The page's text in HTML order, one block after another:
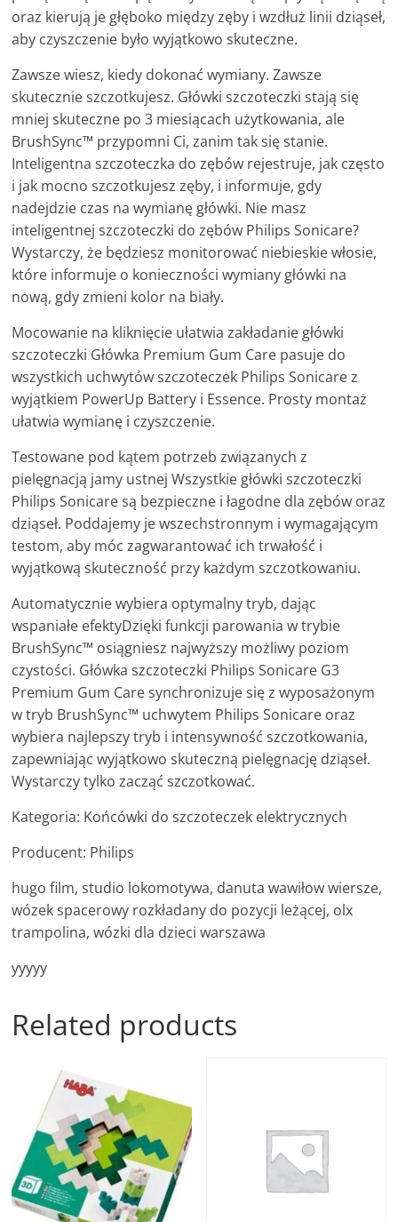
oraz kierują je głęboko między zęby i wzdłuż linii dziąseł,
aby czyszczenie było wyjątkowo skuteczne.
Zawsze wiesz, kiedy dokonać wymiany. Zawsze
skutecznie szczotkujesz. Główki szczoteczki stają się
mniej skuteczne po 3 miesiącach użytkowania, ale
BrushSync™ przypomni Ci, zanim tak się stanie.
Inteligentna szczoteczka do zębów rejestruje, jak często
i jak mocno szczotkujesz zęby, i informuje, gdy
nadejdzie czas na wymianę główki. Nie masz
inteligentnej szczoteczki do zębów Philips Sonicare?
Wystarczy, że będziesz monitorować niebieskie włosie,
które informuje o konieczności wymiany główki na
nową, gdy zmieni kolor na biały.
Mocowanie na kliknięcie ułatwia zakładanie główki
szczoteczki Główka Premium Gum Care pasuje do
wszystkich uchwytów szczoteczek Philips Sonicare z
wyjątkiem PowerUp Battery i Essence. Prosty montaż
ułatwia wymianę i czyszczenie.
Testowane pod kątem potrzeb związanych z
pielęgnacją jamy ustnej Wszystkie główki szczoteczki
Philips Sonicare są bezpieczne i łagodne dla zębów oraz
dziąseł. Poddajemy je wszechstronnym i wymagającym
testom, aby móc zagwarantować ich trwałość i
wyjątkową skuteczność przy każdym szczotkowaniu.
Automatycznie wybiera optymalny tryb, dając
wspaniałe efektyDzięki funkcji parowania w trybie
BrushSync™ osiągniesz najwyższy możliwy poziom
czystości. Główka szczoteczki Philips Sonicare G3
Premium Gum Care synchronizuje się z wyposażonym
w tryb BrushSync™ uchwytem Philips Sonicare oraz
wybiera najlepszy tryb i intensywność szczotkowania,
zapewniając wyjątkowo skuteczną pielęgnację dziąseł.
Wystarczy tylko zacząć szczotkować.
Kategoria: Końcówki do szczoteczek elektrycznych
Producent: Philips
hugo film, studio lokomotywa, danuta wawiłow wiersze,
wózek spacerowy rozkładany do pozycji leżącej, olx
trampolina, wózki dla dzieci warszawa
yyyyy
Related products